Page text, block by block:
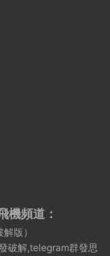
機頻道：
版）
破解,telegram群發思